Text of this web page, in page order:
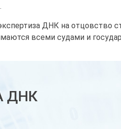
ДНК на отцовство
всеми судами и
ДНК